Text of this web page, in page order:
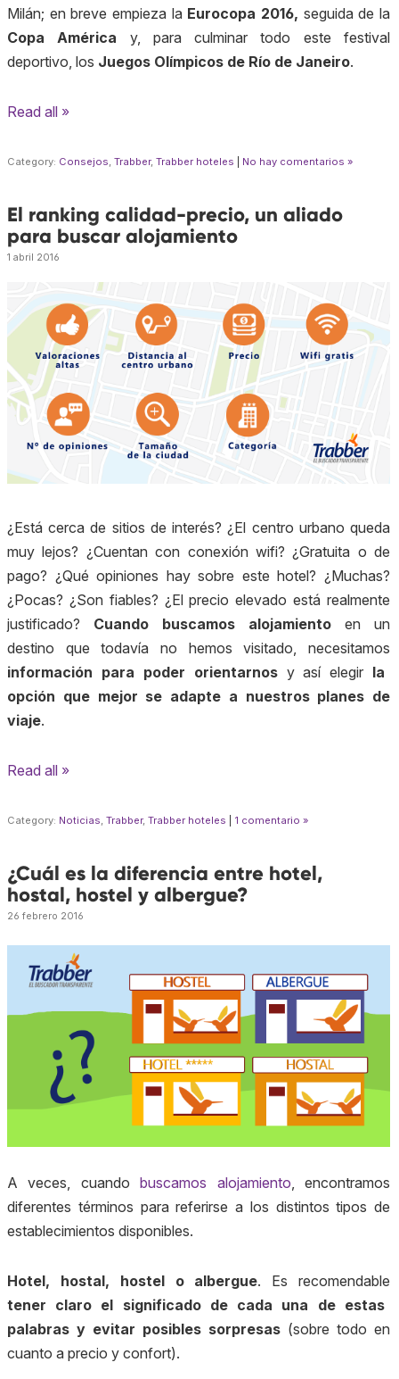
Milán; en breve empieza la Eurocopa 2016, seguida de la
Copa América y, para culminar todo este festival
deportivo, los Juegos Olímpicos de Río de Janeiro.
Read all »
Category: Consejos Trabber, Trabber hoteles No hay comentarios »
El ranking calidad-precio, un aliado
para buscar alojamiento
1 abril 2016
¿Está cerca de sitios de interés? ¿El centro urbano queda
muy lejos? ¿Cuentan con conexión wifi? ¿Gratuita o de
pago? ¿Qué opiniones hay sobre este hotel? ¿Muchas?
¿Pocas? ¿Son fiables? ¿El precio elevado está realmente
justificado? Cuando buscamos alojamiento en un
destino que todavía no hemos visitado, necesitamos
información para poder orientarnosy así elegir la
opción que mejor se adapte a nuestros planes de
viaje.
Read all »
Category: Noticias, Trabber, Trabber hoteles 1 comentario »
¿Cuál es la diferencia entre hotel,
hostal, hostel y albergue?
26 febrero 2016
A veces, cuandobuscamos alojamiento, encontramos
diferentes términos para referirse a los distintos tipos de
establecimientos disponibles.
Hotel, hostal, hostel o albergue. Es recomendable
tener claro el significado de cada una de estas
palabras y evitar posibles sorpresas (sobre todo en
cuanto a precio y confort).